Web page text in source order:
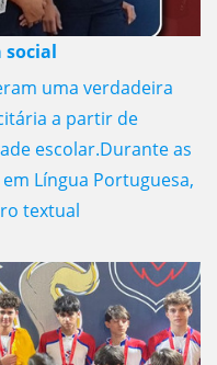
social
uma verdadeira
a partir de
escolar.Durante as
Língua Portuguesa,
textual